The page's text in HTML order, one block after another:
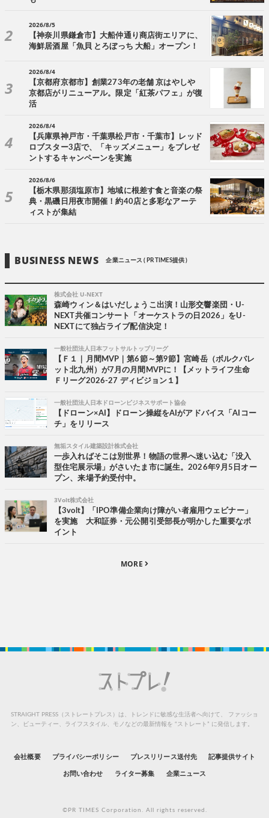
2026/8/5
【神奈川県鎌倉市】大船仲通り商店街エリアに、
海鮮居酒屋「魚貝 とろぼっち 大船」オープン！
2026/8/4
【京都府京都市】創業273年の老舗 京はやしや
京都店がリニューアル。限定「紅茶パフェ」が復
活
2026/8/4
【兵庫県神戸市・千葉県松戸市・千葉市】レッド
ロブスター3店で、「キッズメニュー」をプレゼ
ントするキャンペーンを実施
2026/8/6
【栃木県那須塩原市】地域に根差す食と音楽の祭
典・黒磯日用夜市開催！約40店と多彩なアーテ
ィストが集結
BUSINESS NEWS 企業ニュース ( PR TIMES提供 )
株式会社 U-NEXT
森崎ウィン＆はいだしょうこ出演！山形交響楽団・U-
NEXT共催コンサート「オーケストラの日2026」をU-
NEXTにて独占ライブ配信決定！
一般社団法人日本フットサルトップリーグ
【Ｆ１｜月間MVP｜第6節～第9節】宮崎岳（ボルクバレ
ット北九州）が7月の月間MVPに！【メットライフ生命
Ｆリーグ2026-27 ディビジョン１】
一般社団法人日本ドローンビジネスサポート協会
【ドローン×AI】ドローン操縦をAIがアドバイス「AIコー
チ」をリリース
無垢スタイル建築設計株式会社
一歩入ればそこは別世界！物語の世界へ迷い込む「没入
型住宅展示場」がさいたま市に誕生。2026年9月5日オー
プン、来場予約受付中。
3Volt株式会社
【3volt】「IPO準備企業向け障がい者雇用ウェビナー」
を実施 大和証券・元公開引受部長が明かした重要なポ
イント
MORE
STRAIGHT PRESS（ストレートプレス）は、トレンドに敏感な生活者へ向けて、
ファッショ
ン、ビューティー、ライフスタイル、モノなどの最新情報を “ストレート” に発信します。
会社概要 プライバシーポリシー プレスリリース送付先 記事提供サイト
お問い合わせ ライター募集 企業ニュース
©PR TIMES Corporation. All rights reserved.